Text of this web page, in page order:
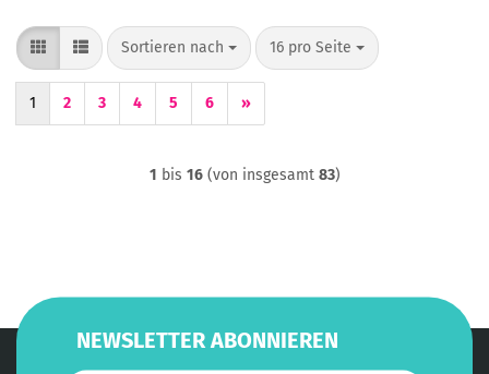
Sortieren nach
Sortieren nach 16 pro Seite
pro Seite
1 2 3 4 5 6 »
1 bis 16(von insgesamt 83)
NEWSLETTER ABONNIEREN